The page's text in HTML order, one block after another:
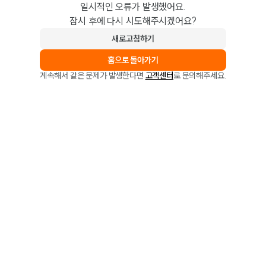
일시적인 오류가 발생했어요.
잠시 후에 다시 시도해주시겠어요?
새로고침하기
홈으로 돌아가기
계속해서 같은 문제가 발생한다면 고객센터로 문의해주세요.